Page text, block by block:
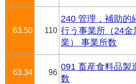
63.50 110
240 管理，補助的
行う事業所（24金
業） 事業所数
63.34 96
091 畜産食料品製
数